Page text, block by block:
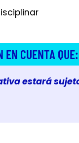
EN CUENTA QUE:
estará